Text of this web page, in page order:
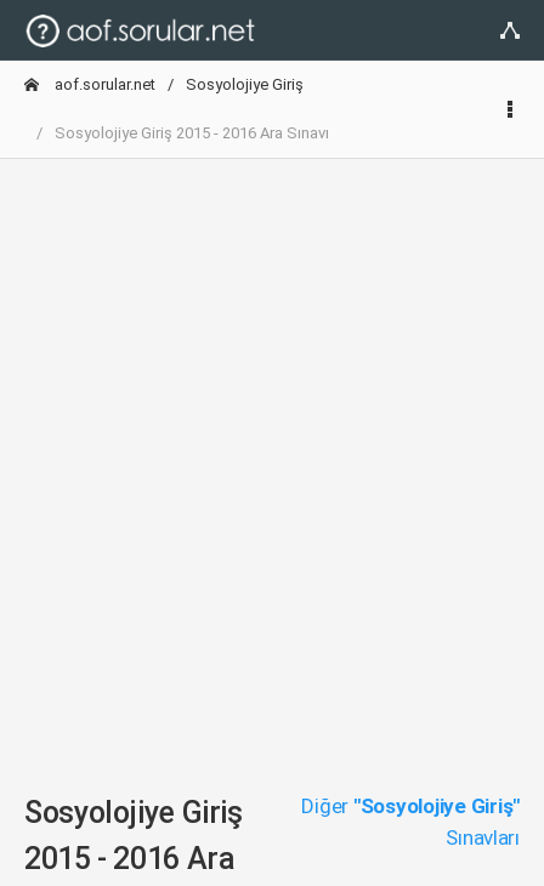
aof.sorular.net Sosyolojiye Giriş
Sosyolojiye Giriş 2015 - 2016 Ara Sınavı
Sosyolojiye Giriş
2015 - 2016 Ara
Diğer "Sosyolojiye Giriş"
Sınavları